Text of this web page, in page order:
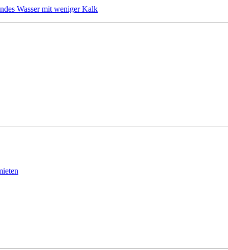
Wasser mit weniger Kalk